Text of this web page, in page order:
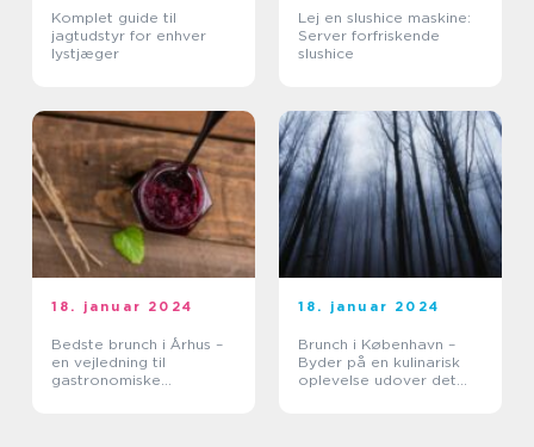
Komplet guide til
jagtudstyr for enhver
lystjæger
Lej en slushice maskine:
Server forfriskende
slushice
18. januar 2024
Bedste brunch i Århus –
en vejledning til
gastronomiske
18. januar 2024
Brunch i København –
Byder på en kulinarisk
oplevelse udover det